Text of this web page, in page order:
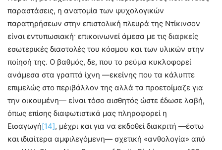
παραστάσεις, η ανατομία των ψυχολογικών
παρατηρήσεων στην επιστολική πλευρά της Ντίκινσον
είναι εντυπωσιακή· επικοινωνεί άμεσα με τις διαρκείς
εσωτερικές διαστολές του κόσμου και των υλικών στην
ποίησή της. Ο βαθμός, δε, που το ρεύμα κυκλοφορεί
ανάμεσα στα γραπτά ίχνη —εκείνης που τα κάλυπτε
επιμελώς στο περιβάλλον της αλλά τα προετοίμαζε για
την οικουμένη— είναι τόσο αισθητός ώστε έδωσε λαβή,
όπως επίσης διαφωτιστικά μας πληροφορεί η
Εισαγωγή[14], μέχρι και για να εκδοθεί διακριτή —έστω
και ιδιαίτερα αμφιλεγόμενη— σχετική «ανθολογία» από